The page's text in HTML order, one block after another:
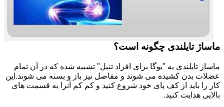
ماساژ تایلندی چگونه است؟
ماساژ تایلندی به "یوگا برای افراد تنبل" تشبیه شده که در آن تمام
عضلات بدن کشیده می شوند و مفاصل نیز باز و بسته می شوند.این
کار را باید از کف پای خود شروع کنید و کم کم آنرا به قسمت های
بالایی هدایت کنید.